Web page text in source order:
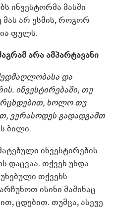
ინვესტორმა მასში
მას არ ესმის, როგორ
ფულს.
არა ამპარტავანი
და
ინვესტირებაში, თუ
ხოლო თუ
ვერასოდეს გადადგამთ
ბილი.
ინვესტირების
დაცვაა. თქვენ უნდა
თქვენს
ისინი მაშინაც
ცდებით. თუმცა, ასევე